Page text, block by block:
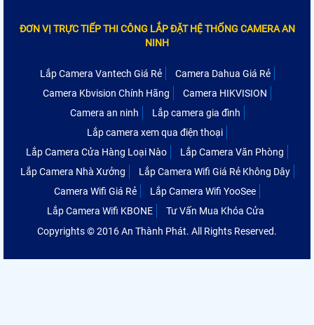
ĐƠN VỊ TRỰC TIẾP THI CÔNG LẮP ĐẶT HỆ THỐNG CAMERA AN
NINH
Lắp Camera Vantech Giá Rẻ
Camera Dahua Giá Rẻ
Camera Kbvision Chính Hãng
Camera HIKVISION
Camera an ninh
Lắp camera gia đình
Lắp camera xem qua điện thoại
Lắp Camera Cửa Hàng Loại Nào
Lắp Camera Văn Phòng
Lắp Camera Nhà Xưởng
Lắp Camera Wifi Giá Rẻ Không Dây
Camera Wifi Giá Rẻ
Lắp Camera Wifi YooSee
Lắp Camera Wifi KBONE
Tư Vấn Mua Khóa Cửa
Copyrights © 2016 An Thành Phát. All Rights Reserved.